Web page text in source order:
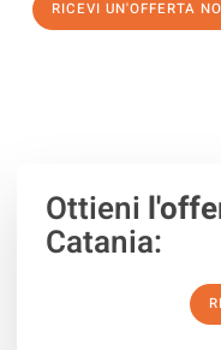
RICEVI UN'OFFERTA
Ottieni
Catania: